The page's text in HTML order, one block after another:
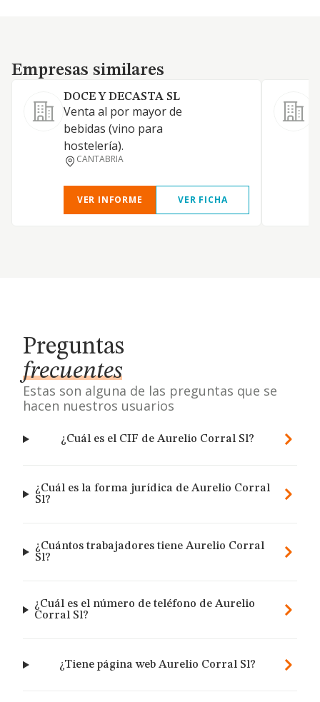
Empresas similares
Empresas similares
DOCE Y DECASTA SL
Venta al por mayor de
bebidas (vino para
hostelería).
CANTABRIA
VER INFORME VER FICHA
Preguntas
frecuentes
Estas son alguna de las preguntas que se
hacen nuestros usuarios
¿Cuál es el CIF de Aurelio Corral Sl?
¿Cuál es la forma jurídica de Aurelio Corral
Sl?
¿Cuántos trabajadores tiene Aurelio Corral
Sl?
¿Cuál es el número de teléfono de Aurelio
Corral Sl?
¿Tiene página web Aurelio Corral Sl?